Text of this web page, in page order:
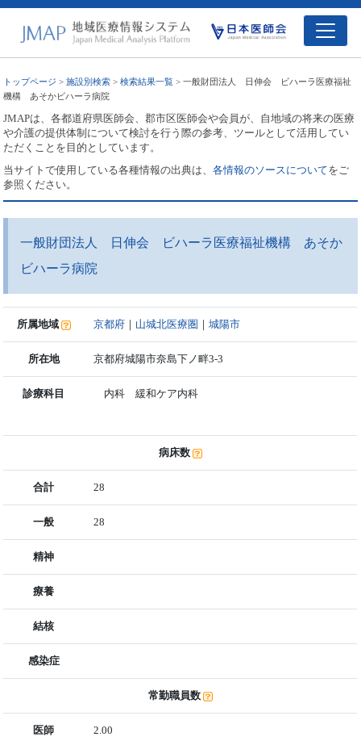
トップページ >施設別検索 >検索結果一覧 > 一般財団法人 日伸会 ビハーラ医療福祉
機構 あそかビハーラ病院
JMAPは、各都道府県医師会、郡市区医師会や会員が、自地域の将来の医療
や介護の提供体制について検討を行う際の参考、ツールとして活用してい
ただくことを目的としています。
当サイトで使用している各種情報の出典は、各情報のソースについてをご
参照ください。
一般財団法人 日伸会 ビハーラ医療福祉機構 あそか
ビハーラ病院
所属地域 京都府 ｜ 山城北医療圏 ｜城陽市
所在地 京都府城陽市奈島下ノ畔3-3
診療科目 内科 緩和ケア内科
病床数
合計 28
一般 28
精神
療養
結核
感染症
常勤職員数
医師 2.00